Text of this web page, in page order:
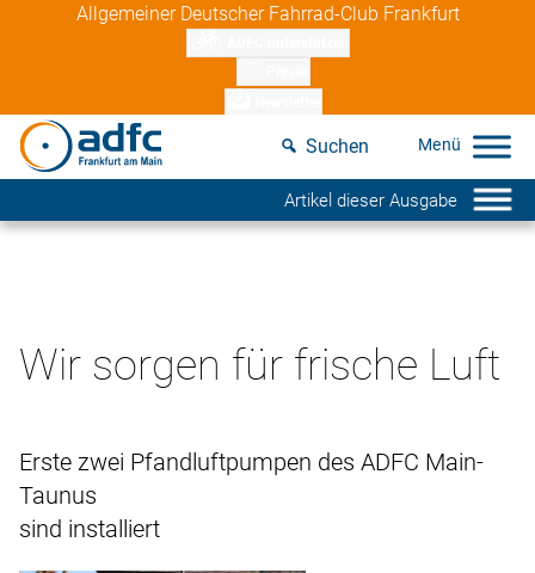
Allgemeiner Deutscher Fahrrad-Club Frankfurt
Suchen
Artikel dieser Ausgabe
Wir sorgen für frische Luft
Erste zwei Pfandluftpumpen des ADFC Main-
Taunus
sind installiert